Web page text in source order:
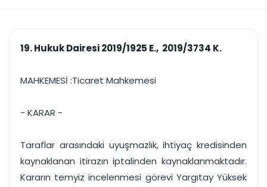
Duruşma ve görev
takvimi
Bildirim
takibi
Tek panelde uçtan uca yönetim
Tüm özellikleri inceleyin Ücretsiz Başlayın
19. Hukuk Dairesi 2019/1925 E., 2019/3734 K.
MAHKEMESİ :Ticaret Mahkemesi
- KARAR -
Taraflar arasındaki uyuşmazlık, ihtiyaç kredisinden
kaynaklanan itirazın iptalinden kaynaklanmaktadır.
Kararın temyiz incelenmesi görevi Yargıtay Yüksek